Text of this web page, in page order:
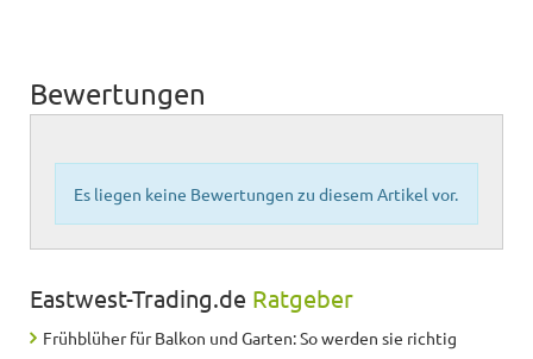
Bewertungen
Es liegen keine Bewertungen zu diesem Artikel vor.
Eastwest-Trading.de Ratgeber
Frühblüher für Balkon und Garten: So werden sie richtig